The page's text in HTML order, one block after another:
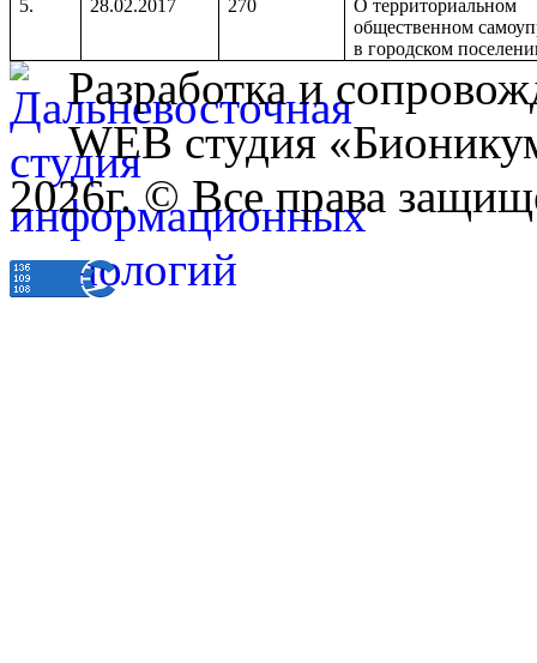
5. 28.02.2017 270
О территориальном
общественном
в городском
Разработка и
WEB студия
2026г. © Все права